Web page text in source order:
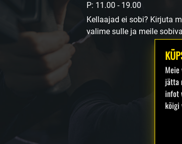
P: 11.00 - 19.00
Kellaajad ei sobi? Kirjuta
valime sulle ja meile
jätta
infot
kõigi